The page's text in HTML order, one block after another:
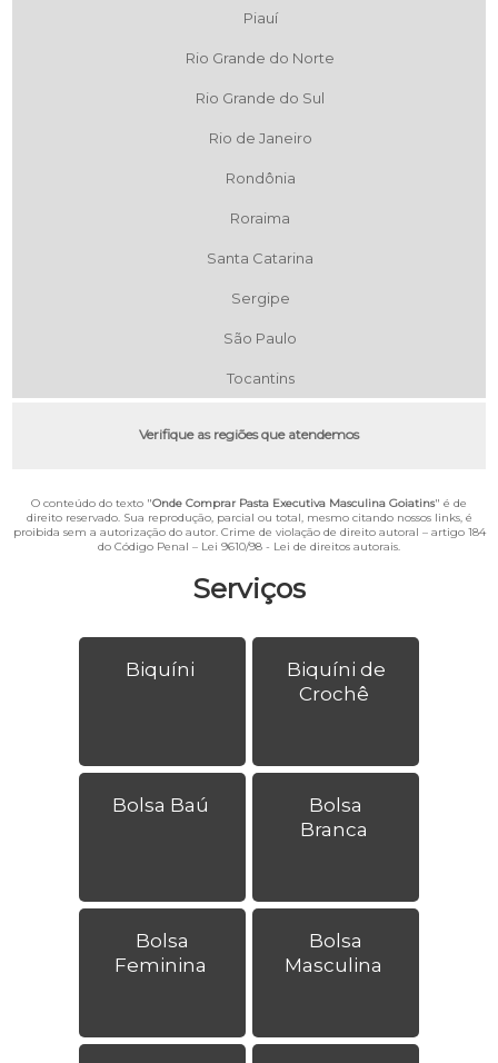
Serviços
Biquíni
Biquíni de
Crochê
Bolsa Baú
Bolsa
Branca
Bolsa
Feminina
Bolsa
Masculina
Piauí
Rio Grande do Norte
Rio Grande do Sul
Rio de Janeiro
Rondônia
Roraima
Santa Catarina
Sergipe
São Paulo
Tocantins
Verifique as regiões que atendemos
O conteúdo do texto "Onde Comprar Pasta Executiva Masculina Goiatins" é de
direito reservado. Sua reprodução, parcial ou total, mesmo citando nossos links, é
proibida sem a autorização do autor. Crime de violação de direito autoral – artigo 184
do Código Penal – Lei 9610/98 - Lei de direitos autorais.